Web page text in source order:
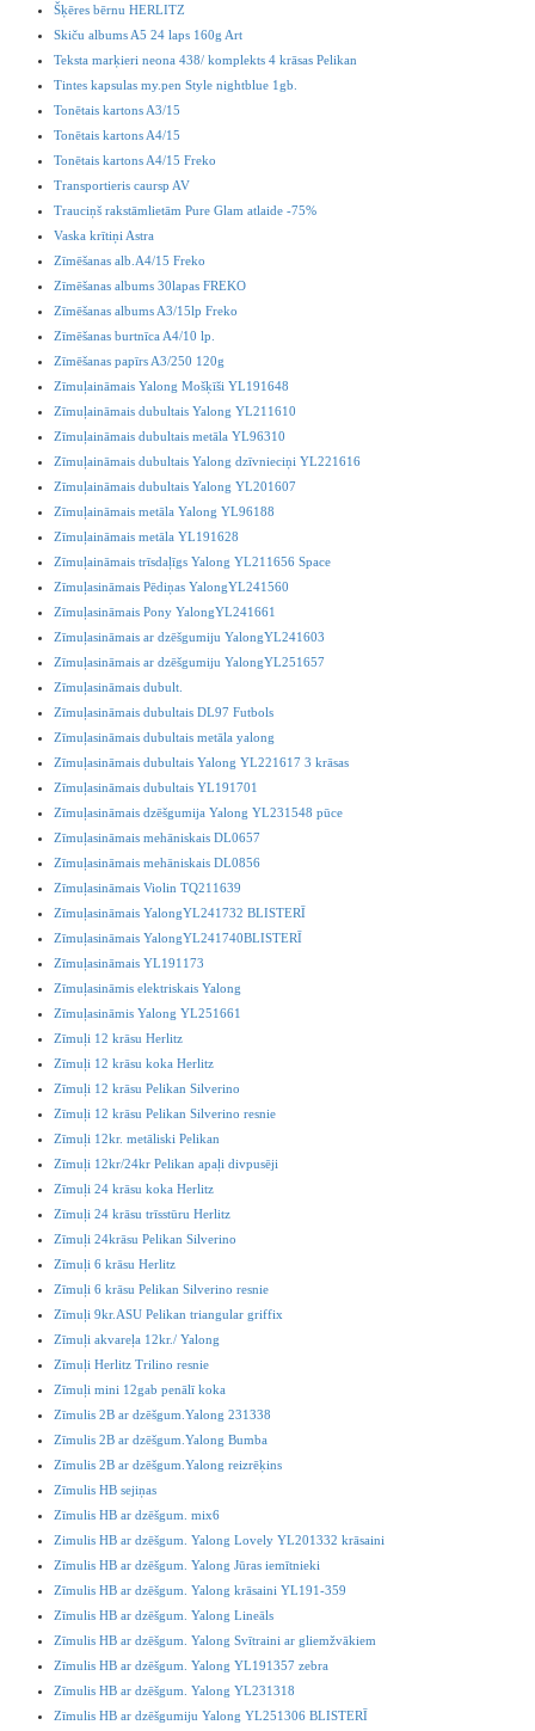
Šķēres bērnu HERLITZ
Skiču albums A5 24 laps 160g Art
Teksta marķieri neona 438/ komplekts 4 krāsas Pelikan
Tintes kapsulas my.pen Style nightblue 1gb.
Tonētais kartons A3/15
Tonētais kartons A4/15
Tonētais kartons A4/15 Freko
Transportieris caursp AV
Trauciņš rakstāmlietām Pure Glam atlaide -75%
Vaska krītiņi Astra
Zīmēšanas alb.A4/15 Freko
Zīmēšanas albums 30lapas FREKO
Zīmēšanas albums A3/15lp Freko
Zīmēšanas burtnīca A4/10 lp.
Zīmēšanas papīrs A3/250 120g
Zīmuļaināmais Yalong Mošķīši YL191648
Zīmuļaināmais dubultais Yalong YL211610
Zīmuļaināmais dubultais metāla YL96310
Zīmuļaināmais dubultais Yalong dzīvnieciņi YL221616
Zīmuļaināmais dubultais Yalong YL201607
Zīmuļaināmais metāla Yalong YL96188
Zīmuļaināmais metāla YL191628
Zīmuļaināmais trīsdaļīgs Yalong YL211656 Space
Zīmuļasināmais Pēdiņas YalongYL241560
Zīmuļasināmais Pony YalongYL241661
Zīmuļasināmais ar dzēšgumiju YalongYL241603
Zīmuļasināmais ar dzēšgumiju YalongYL251657
Zīmuļasināmais dubult.
Zīmuļasināmais dubultais DL97 Futbols
Zīmuļasināmais dubultais metāla yalong
Zīmuļasināmais dubultais Yalong YL221617 3 krāsas
Zīmuļasināmais dubultais YL191701
Zīmuļasināmais dzēšgumija Yalong YL231548 pūce
Zīmuļasināmais mehāniskais DL0657
Zīmuļasināmais mehāniskais DL0856
Zīmuļasināmais Violin TQ211639
Zīmuļasināmais YalongYL241732 BLISTERĪ
Zīmuļasināmais YalongYL241740BLISTERĪ
Zīmuļasināmais YL191173
Zīmuļasināmis elektriskais Yalong
Zīmuļasināmis Yalong YL251661
Zīmuļi 12 krāsu Herlitz
Zīmuļi 12 krāsu koka Herlitz
Zīmuļi 12 krāsu Pelikan Silverino
Zīmuļi 12 krāsu Pelikan Silverino resnie
Zīmuļi 12kr. metāliski Pelikan
Zīmuļi 12kr/24kr Pelikan apaļi divpusēji
Zīmuļi 24 krāsu koka Herlitz
Zīmuļi 24 krāsu trīsstūru Herlitz
Zīmuļi 24krāsu Pelikan Silverino
Zīmuļi 6 krāsu Herlitz
Zīmuļi 6 krāsu Pelikan Silverino resnie
Zīmuļi 9kr.ASU Pelikan triangular griffix
Zīmuļi akvareļa 12kr./ Yalong
Zīmuļi Herlitz Trilino resnie
Zīmuļi mini 12gab penālī koka
Zīmulis 2B ar dzēšgum.Yalong 231338
Zīmulis 2B ar dzēšgum.Yalong Bumba
Zīmulis 2B ar dzēšgum.Yalong reizrēķins
Zīmulis HB sejiņas
Zīmulis HB ar dzēšgum. mix6
Zimulis HB ar dzēšgum. Yalong Lovely YL201332 krāsaini
Zīmulis HB ar dzēšgum. Yalong Jūras iemītnieki
Zīmulis HB ar dzēšgum. Yalong krāsaini YL191-359
Zīmulis HB ar dzēšgum. Yalong Lineāls
Zīmulis HB ar dzēšgum. Yalong Svītraini ar gliemžvākiem
Zīmulis HB ar dzēšgum. Yalong YL191357 zebra
Zīmulis HB ar dzēšgum. Yalong YL231318
Zīmulis HB ar dzēšgumiju Yalong YL251306 BLISTERĪ